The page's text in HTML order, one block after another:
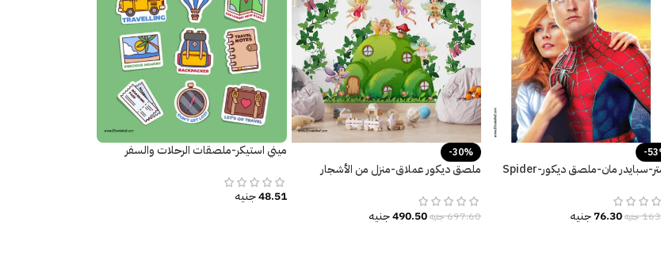
-
بوستر-سبايدر مان-ملصق ديكور-Spider
جنيه76.30جنيه
-30%
ملصق ديكور عملاق-منزل من الأشجار
697.60جنيه490.50جنيه
ميني استيكر-ملصقات الرحلات والسفر
48.51جنيه